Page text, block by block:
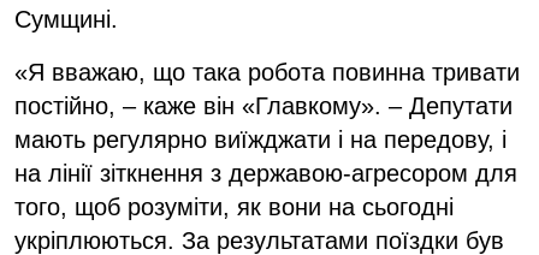
Сумщині.
«Я вважаю, що така робота повинна тривати
постійно, – каже він «Главкому». – Депутати
мають регулярно виїжджати і на передову, і
на лінії зіткнення з державою-агресором для
того, щоб розуміти, як вони на сьогодні
укріплюються. За результатами поїздки був